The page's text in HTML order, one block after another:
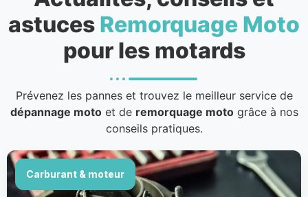
astuces Remorquage Moto
pour les motards
Prévenez les pannes et trouvez le meilleur service de
dépannage motoet de remorquage motogrâce à nos
conseils pratiques.
Carburant & moteur